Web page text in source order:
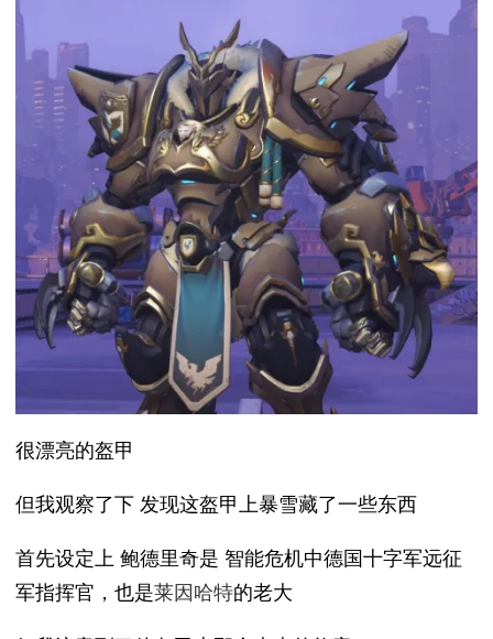
很漂亮的盔甲
但我观察了下 发现这盔甲上暴雪藏了一些东西
首先设定上 鲍德里奇是 智能危机中德国十字军远征
军指挥官，也是莱因哈特的老大